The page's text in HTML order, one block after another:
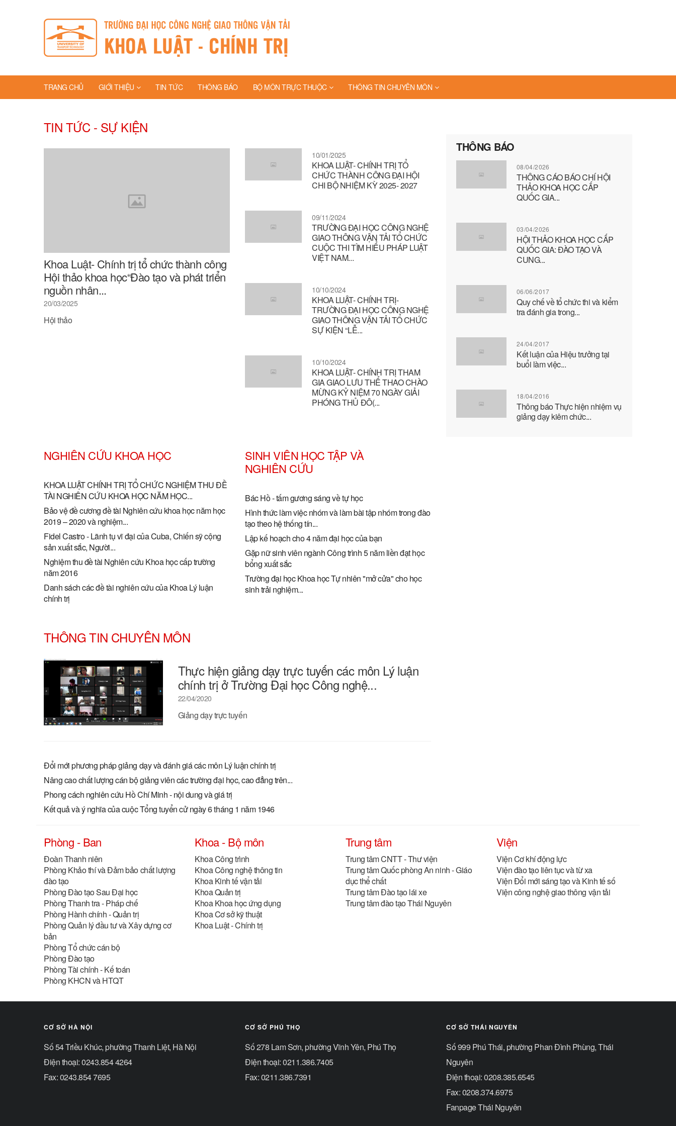
TRANG CHỦ GIỚI THIỆU TIN TỨC THÔNG BÁO BỘ MÔN TRỰC THUỘC THÔNG TIN CHUYÊN MÔN
TIN TỨC - SỰ KIỆN
Khoa Luật- Chính trị tổ chức thành công
Hội thảo khoa học“Đào tạo và phát triển
nguồn nhân...
20/03/2025
Hội thảo
10/01/2025
KHOA LUẬT- CHÍNH TRỊ TỔ
CHỨC THÀNH CÔNG ĐẠI HỘI
CHI BỘ NHIỆM KỲ 2025- 2027
09/11/2024
TRƯỜNG ĐẠI HỌC CÔNG NGHỆ
GIAO THÔNG VẬN TẢI TỔ CHỨC
CUỘC THI TÌM HIỂU PHÁP LUẬT
VIỆT NAM...
10/10/2024
KHOA LUẬT- CHÍNH TRỊ-
TRƯỜNG ĐẠI HỌC CÔNG NGHỆ
GIAO THÔNG VẬN TẢI TỔ CHỨC
SỰ KIỆN “LỄ...
10/10/2024
KHOA LUẬT- CHÍNH TRỊ THAM
GIA GIAO LƯU THỂ THAO CHÀO
MỪNG KỶ NIỆM 70 NGÀY GIẢI
PHÓNG THỦ ĐÔ(...
NGHIÊN CỨU KHOA HỌC
KHOA LUẬT CHÍNH TRỊ TỔ CHỨC NGHIỆM THU ĐỀ
TÀI NGHIÊN CỨU KHOA HỌC NĂM HỌC...
Bảo vệ đề cương đề tài Nghiên cứu khoa học năm học
2019 – 2020 và nghiệm...
Fidel Castro - Lãnh tụ vĩ đại của Cuba, Chiến sỹ cộng
sản xuất sắc, Người...
Nghiệm thu đề tài Nghiên cứu Khoa học cấp trường
năm 2016
Danh sách các đề tài nghiên cứu của Khoa Lý luận
chính trị
SINH VIÊN HỌC TẬP VÀ
NGHIÊN CỨU
Bác Hồ - tấm gương sáng về tự học
Hình thức làm việc nhóm và làm bài tập nhóm trong đào
tạo theo hệ thống tín...
Lập kế hoạch cho 4 năm đại học của bạn
Gặp nữ sinh viên ngành Công trình 5 năm liền đạt học
bổng xuất sắc
Trường đại học Khoa học Tự nhiên "mở cửa" cho học
sinh trải nghiệm...
THÔNG TIN CHUYÊN MÔN
Thực hiện giảng dạy trực tuyến các môn Lý luận
chính trị ở Trường Đại học Công nghệ...
22/04/2020
Giảng dạy trực tuyến
Đổi mới phương pháp giảng dạy và đánh giá các môn Lý luận chính trị
Nâng cao chất lượng cán bộ giảng viên các trường đại học, cao đẳng trên...
Phong cách nghiên cứu Hồ Chí Minh - nội dung và giá trị
Kết quả và ý nghĩa của cuộc Tổng tuyển cử ngày 6 tháng 1 năm 1946
THÔNG BÁO
08/04/2026
THÔNG CÁO BÁO CHÍ HỘI
THẢO KHOA HỌC CẤP
QUỐC GIA...
03/04/2026
HỘI THẢO KHOA HỌC CẤP
QUỐC GIA: ĐÀO TẠO VÀ
CUNG...
06/06/2017
Quy chế về tổ chức thi và kiểm
tra đánh gia trong...
24/04/2017
Kết luận của Hiệu trưởng tại
buổi làm việc...
18/04/2016
Thông báo Thực hiện nhiệm vụ
giảng dạy kiêm chức...
Phòng - Ban
Đoàn Thanh niên
Phòng Khảo thí và Đảm bảo chất lượng
đào tạo
Phòng Đào tạo Sau Đại học
Phòng Thanh tra - Pháp chế
Phòng Hành chính - Quản trị
Phòng Quản lý đầu tư và Xây dựng cơ
bản
Phòng Tổ chức cán bộ
Phòng Đào tạo
Phòng Tài chính - Kế toán
Phòng KHCN và HTQT
Khoa - Bộ môn
Khoa Công trình
Khoa Công nghệ thông tin
Khoa Kinh tế vận tải
Khoa Quản trị
Khoa Khoa học ứng dụng
Khoa Cơ sở kỹ thuật
Khoa Luật - Chính trị
Trung tâm
Trung tâm CNTT - Thư viện
Trung tâm Quốc phòng An ninh - Giáo
dục thể chất
Trung tâm Đào tạo lái xe
Trung tâm đào tạo Thái Nguyên
Viện
Viện Cơ khí động lực
Viện đào tạo liên tục và từ xa
Viện Đổi mới sáng tạo và Kinh tế số
Viện công nghệ giao thông vận tải
CƠ SỞ HÀ NỘI
Số 54 Triều Khúc, phường Thanh Liệt, Hà Nội
Điện thoại: 0243.854 4264
Fax: 0243.854 7695
CƠ SỞ PHÚ THỌ
Số 278 Lam Sơn, phường Vĩnh Yên, Phú Thọ
Điện thoại: 0211.386.7405
Fax: 0211.386.7391
CƠ SỞ THÁI NGUYÊN
Số 999 Phú Thái, phường Phan Đình Phùng, Thái
Nguyên
Điện thoại: 0208.385.6545
Fax: 0208.374.6975
Fanpage Thái Nguyên